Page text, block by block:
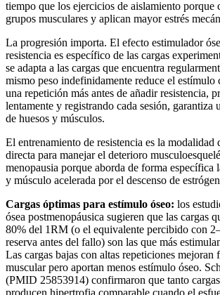
tiempo que los ejercicios de aislamiento porque
grupos musculares y aplican mayor estrés
La progresión importa. El efecto estimulador
resistencia es específico de las cargas
se adapta a las cargas que encuentra
mismo peso indefinidamente reduce el
una repetición más antes de añadir resistencia,
lentamente y registrando cada sesión, garantiza
de huesos y músculos.
El entrenamiento de resistencia es la modalidad
directa para manejar el deterioro
menopausia porque aborda de forma específica
y músculo acelerada por el descenso de
Cargas óptimas para estímulo óseo: los
ósea postmenopáusica sugieren que las cargas
80% del 1RM (o el equivalente percibido con
reserva antes del fallo) son las que más
Las cargas bajas con altas repeticiones mejoran
muscular pero aportan menos estímulo óseo.
(PMID 25853914) confirmaron que tanto
producen hipertrofia comparable cuando el